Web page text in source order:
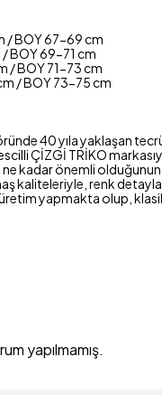
/ BOY 67-69 cm
/ BOY 69-71 cm
/ BOY 71-73 cm
/ BOY 73-75 cm
40 yıla yaklaşan
ÇİZGİ TRİKO
kadar önemli olduğunun
kaliteleriyle, renk
yapmakta olup,
yapılmamış.